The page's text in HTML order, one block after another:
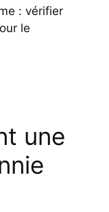
: vérifier
le
une